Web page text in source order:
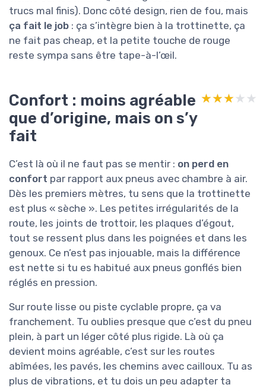
trucs mal finis). Donc côté design, rien de fou, mais
ça fait le job : ça s’intègre bien à la trottinette, ça
ne fait pas cheap, et la petite touche de rouge
reste sympa sans être tape-à-l’œil.
Confort : moins agréable
que d’origine, mais on s’y
fait
★★★★★
★★★★★
C’est là où il ne faut pas se mentir : on perd en
confort par rapport aux pneus avec chambre à air.
Dès les premiers mètres, tu sens que la trottinette
est plus « sèche ». Les petites irrégularités de la
route, les joints de trottoir, les plaques d’égout,
tout se ressent plus dans les poignées et dans les
genoux. Ce n’est pas injouable, mais la différence
est nette si tu es habitué aux pneus gonflés bien
réglés en pression.
Sur route lisse ou piste cyclable propre, ça va
franchement. Tu oublies presque que c’est du pneu
plein, à part un léger côté plus rigide. Là où ça
devient moins agréable, c’est sur les routes
abîmées, les pavés, les chemins avec cailloux. Tu as
plus de vibrations, et tu dois un peu adapter ta